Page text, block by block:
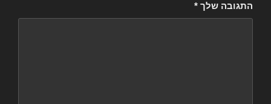
התגובה שלך *